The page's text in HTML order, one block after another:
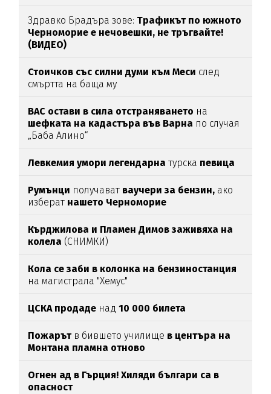
Здравко Брадъра зове: Трафикът по южното
Черноморие е нечовешки, не тръгвайте!
(ВИДЕО)
Стоичков със силни думи към Меси след
смъртта на баща му
ВАС остави в сила отстраняването на
шефката на кадастъра във Варна по случая
„Баба Алино“
Левкемия умори легендарна турска певица
Румънци получават ваучери за бензин, ако
изберат нашето Черноморие
Кърджилова и Пламен Димов заживяха на
колела (СНИМКИ)
Кола се заби в колонка на бензиностанция
на магистрала "Хемус"
ЦСКА продаде над10 000 билета
Пожарът в бившето училище в центъра на
Монтана пламна отново
Огнен ад в Гърция! Хиляди българи са в
опасност